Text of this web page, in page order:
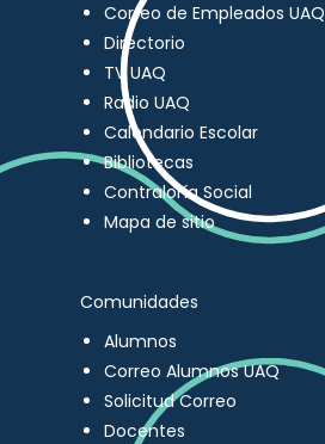
Correo de Empleados UAQ
Directorio
TV UAQ
Radio UAQ
Calendario Escolar
Bibliotecas
Contraloría Social
Mapa de sitio
Comunidades
Alumnos
Correo Alumnos UAQ
Solicitud Correo
Docentes